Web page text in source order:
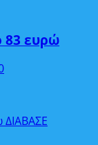
83 ευρώ
ΔΙΑΒΑΣΕ